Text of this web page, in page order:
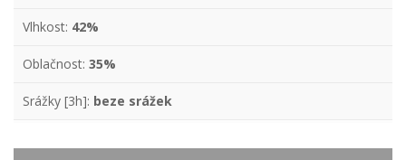
Vlhkost: 42%
Oblačnost: 35%
Srážky [3h]: beze srážek